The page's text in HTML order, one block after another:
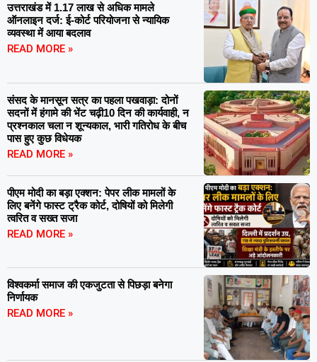
उत्तराखंड में 1.17 लाख से अधिक मामले
ऑनलाइन दर्ज: ई-कोर्ट परियोजना से न्यायिक
व्यवस्था में आया बदलाव
READ MORE »
संसद के मानसून सत्र का पहला पखवाड़ा: दोनों
सदनों में हंगामे की भेंट चढ़ी10 दिन की कार्यवाही, न
प्रश्नकाल चला न शून्यकाल, भारी गतिरोध के बीच
पास हुए कुछ विधेयक
READ MORE »
पीएम मोदी का बड़ा एक्शन: पेपर लीक मामलों के
लिए बनेंगे फास्ट ट्रैक कोर्ट, दोषियों को मिलेगी
त्वरित व सख्त सजा
READ MORE »
विश्वकर्मा समाज की एकजुटता से पिछड़ा बनेगा
निर्णायक
READ MORE »